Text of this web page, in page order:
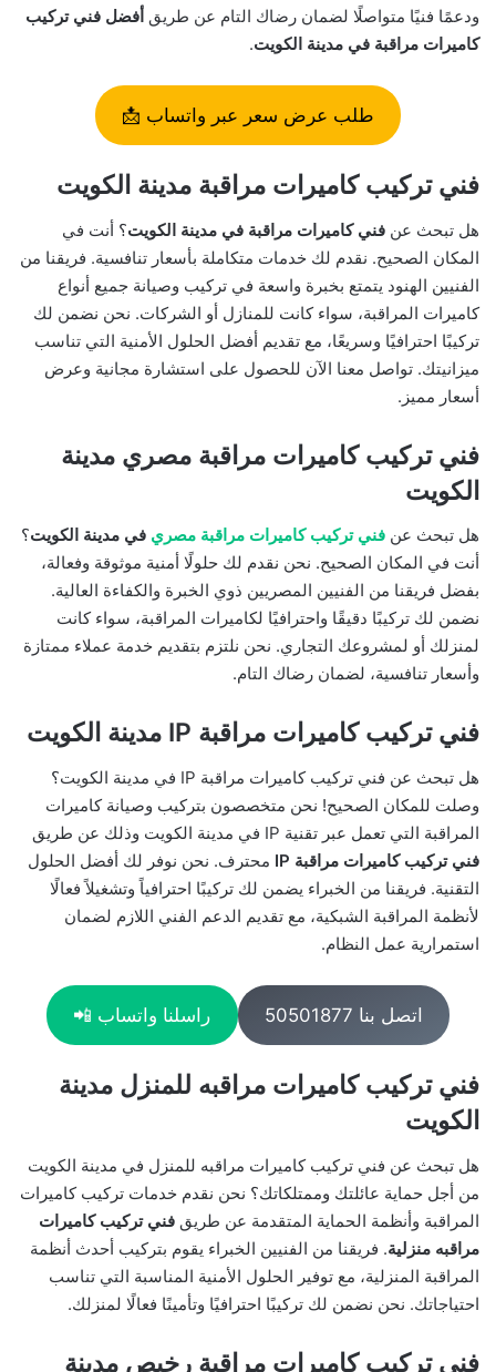
ودعمًا فنيًا متواصلًا لضمان رضاك التام عن طريق أفضل فني تركيب
كاميرات مراقبة في مدينة الكويت.
طلب عرض سعر عبر واتساب 📩
فني تركيب كاميرات مراقبة مدينة الكويت
هل تبحث عن فني كاميرات مراقبة في مدينة الكويت؟ أنت في
المكان الصحيح. نقدم لك خدمات متكاملة بأسعار تنافسية. فريقنا من
الفنيين الهنود يتمتع بخبرة واسعة في تركيب وصيانة جميع أنواع
كاميرات المراقبة، سواء كانت للمنازل أو الشركات. نحن نضمن لك
تركيبًا احترافيًا وسريعًا، مع تقديم أفضل الحلول الأمنية التي تناسب
ميزانيتك. تواصل معنا الآن للحصول على استشارة مجانية وعرض
أسعار مميز.
فني تركيب كاميرات مراقبة مصري مدينة
الكويت
هل تبحث عن فني تركيب كاميرات مراقبة مصري في مدينة الكويت؟
أنت في المكان الصحيح. نحن نقدم لك حلولًا أمنية موثوقة وفعالة،
بفضل فريقنا من الفنيين المصريين ذوي الخبرة والكفاءة العالية.
نضمن لك تركيبًا دقيقًا واحترافيًا لكاميرات المراقبة، سواء كانت
لمنزلك أو لمشروعك التجاري. نحن نلتزم بتقديم خدمة عملاء ممتازة
وأسعار تنافسية، لضمان رضاك التام.
فني تركيب كاميرات مراقبة IP مدينة الكويت
هل تبحث عن فني تركيب كاميرات مراقبة IP في مدينة الكويت؟
وصلت للمكان الصحيح! نحن متخصصون بتركيب وصيانة كاميرات
المراقبة التي تعمل عبر تقنية IP في مدينة الكويت وذلك عن طريق
فني تركيب كاميرات مراقبة IP
محترف. نحن نوفر لك أفضل الحلول
التقنية. فريقنا من الخبراء يضمن لك تركيبًا احترافياً وتشغيلاً فعالًا
لأنظمة المراقبة الشبكية، مع تقديم الدعم الفني اللازم لضمان
استمرارية عمل النظام.
اتصل بنا 50501877 راسلنا واتساب 📲
فني تركيب كاميرات مراقبه للمنزل مدينة
الكويت
هل تبحث عن فني تركيب كاميرات مراقبه للمنزل في مدينة الكويت
من أجل حماية عائلتك وممتلكاتك؟ نحن نقدم خدمات تركيب كاميرات
المراقبة وأنظمة الحماية المتقدمة عن طريق فني تركيب كاميرات
مراقبه منزلية. فريقنا من الفنيين الخبراء يقوم بتركيب أحدث أنظمة
المراقبة المنزلية، مع توفير الحلول الأمنية المناسبة التي تناسب
احتياجاتك. نحن نضمن لك تركيبًا احترافيًا وتأمينًا فعالًا لمنزلك.
فني تركيب كاميرات مراقبة رخيص مدينة